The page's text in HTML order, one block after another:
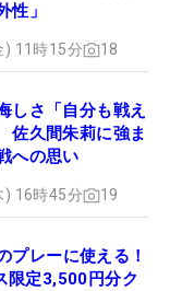
性」
) 11時15分 18
しさ「自分も戦え
久間朱莉に強ま
への思い
) 16時45分 19
プレーに使える！
限定3,500円分ク